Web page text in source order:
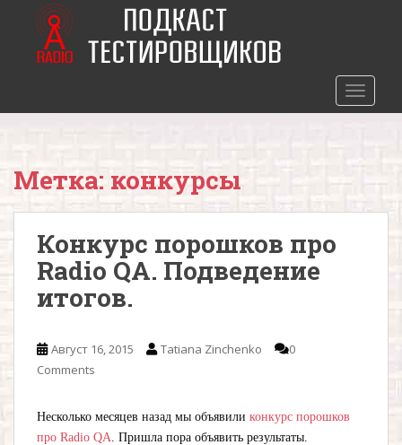
o
Метка: конкурсы
Конкурс порошков про
Radio QA. Подведение
итогов.
Август 16, 2015 Tatiana Zinchenko
0
Comments
Несколько месяцев назад мы объявили конкурс порошков
про Radio QA. Пришла пора объявить результаты.